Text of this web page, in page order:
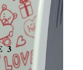
3